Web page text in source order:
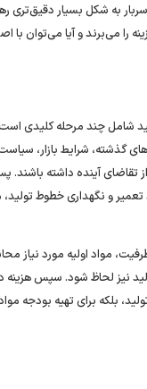
به شکل بسیار دقیق‌تری
را می‌برند و آیا می‌توان
شامل چند مرحله کلیدی
گذشته، شرایط بازار،
از تقاضای آینده داشته
تعمیر و نگهداری خطوط
مواد اولیه مورد نیاز
نیز لحاظ شود. سپس هزینه
بلکه برای تهیه بودجه